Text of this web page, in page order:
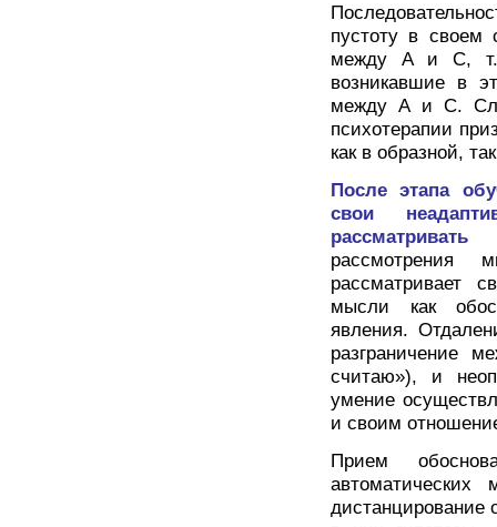
пустоту в своем
между А и С, т.
возникавшие в
между А и С.
психотерапии
как в образной,
После этапа
свои
рассмотрения
рассматривает
мысли как
явления.
разграничение
считаю»), и
умение
и своим
Прием
автоматических
дистанцирование